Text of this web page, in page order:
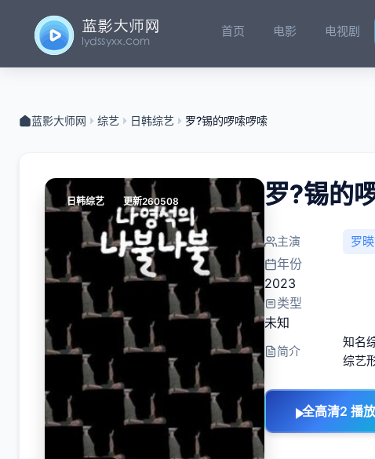
首页 电影 电视剧
蓝影大师网 综艺 日韩综艺 罗?锡的啰嗦啰嗦
日韩综艺 更新260508 罗?锡的
主演 罗
年份
2023
类型
未知
简介
知名
综艺
全高清2 播放